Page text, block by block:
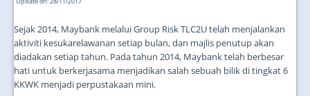
Sejak 2014, Maybank melalui Group Risk TLC2U telah menjalankan
aktiviti kesukarelawanan setiap bulan, dan majlis penutup akan
diadakan setiap tahun. Pada tahun 2014, Maybank telah berbesar
hati untuk berkerjasama menjadikan salah sebuah bilik di tingkat 6
KKWK menjadi perpustakaan mini.